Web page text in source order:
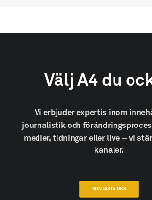
Välj A4 du
Vi erbjuder expertis inom
journalistik och
medier, tidningar eller live – vi
kanaler.
KONTAKTA OSS